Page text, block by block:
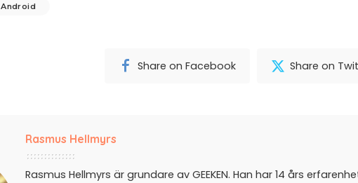
Android
Share on Facebook Share on
Rasmus Hellmyrs
Rasmus Hellmyrs är grundare av GEEKEN. Han har 14 års